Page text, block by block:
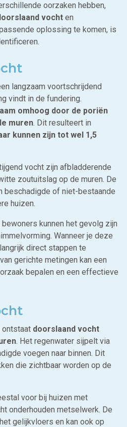
oorzaken hebben,
vocht en
oplossing te komen, is
langzaam voortschrijdend
vindt in de fundering.
omhoog door de poriën
muren. Dit resulteert in
kunnen zijn tot wel 1,5
vocht zijn afbladderende
zoutuitslag op de muren. De
beschadigde of niet-bestaande
huizen.
bewoners kunnen het gevolg zijn
Wanneer je deze
direct stappen te
gerichte metingen kan een
bepalen en een effectieve
ontstaat doorslaand vocht
. Het regenwater sijpelt via
voegen naar binnen. Dit
die zichtbaar worden op de
voor bij huizen met
onderhouden metselwerk. De
gelijkvloers en kan ook op